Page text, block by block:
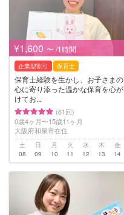
¥1,600 〜 /1時間
企業型割引 保育士
保育士経験を生かし、お子さまの
心に寄り添った温かな保育を心が
けてお...
(61回)
0歳4ヶ月〜15歳11ヶ月
大阪府和泉市在住
土
08
日
09
月
10
火
11
水
12
木
13
金
14